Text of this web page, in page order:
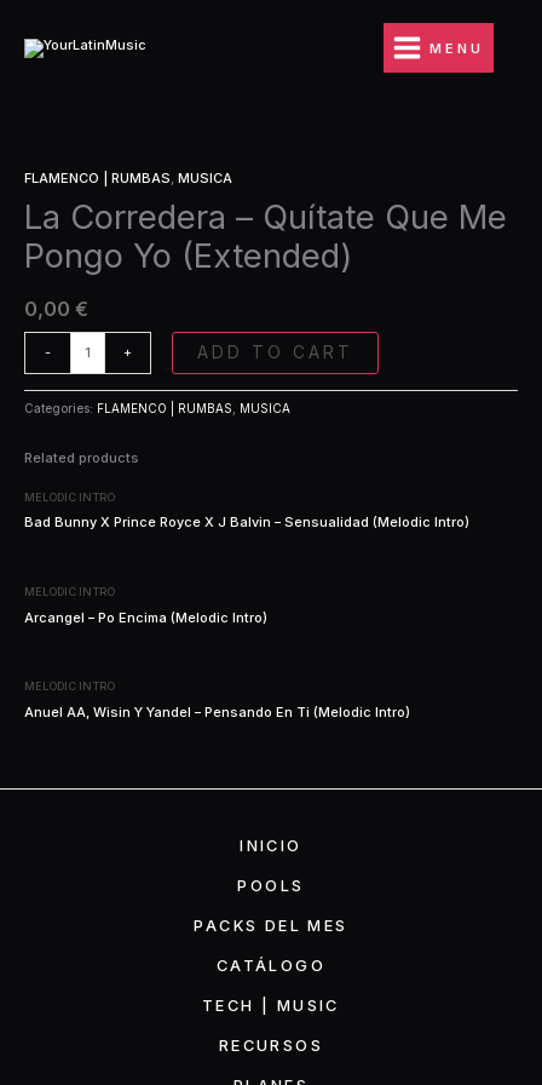
contenido
MENU
FLAMENCO | RUMBAS, MUSICA
La Corredera – Quítate Que Me
Pongo Yo (Extended)
0,00 €
-
Corredera
-
Quítate
Que
Pongo
(Extended)
quantity
+ ADD TO CART
Categories: FLAMENCO | RUMBAS MUSICA
Related products
MELODIC INTRO
Bad Bunny X Prince Royce X J Balvin – Sensualidad (Melodic Intro)
MELODIC INTRO
Arcangel – Po Encima (Melodic Intro)
MELODIC INTRO
Anuel AA, Wisin Y Yandel – Pensando En Ti (Melodic Intro)
INICIO
POOLS
PACKS DEL MES
CATÁLOGO
TECH | MUSIC
RECURSOS
Que
Me